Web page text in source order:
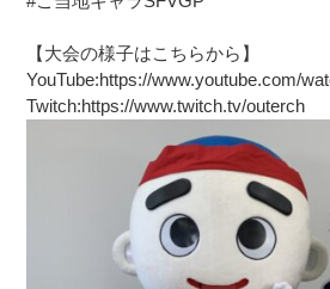
【大会の様子はこちらから】
YouTube:https://www.youtube.com/
Twitch:https://www.twitch.tv/outerch